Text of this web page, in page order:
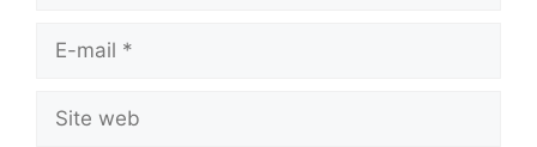
Site
web